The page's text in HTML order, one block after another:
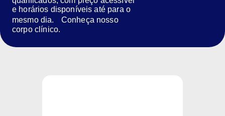
e horários disponíveis até para o
mesmo dia. Conheça nosso
corpo clínico.